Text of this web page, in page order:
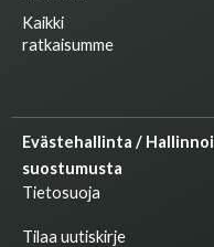
Kaikki
ratkaisumme
Evästehallinta / Hallinnoi
suostumusta
Tietosuoja
Tilaa uutiskirje